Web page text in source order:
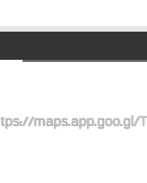
tps://maps.app.goo.gl/